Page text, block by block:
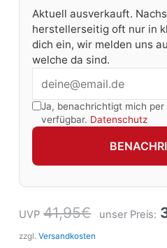
Aktuell ausverkauft.
herstellerseitig oft nur in
dich ein, wir melden uns
welche da sind.
Ja, benachrichtigt mich per
verfügbar. Datenschutz
UVP 41,95€ unser Preis:
zzgl. Versandkosten